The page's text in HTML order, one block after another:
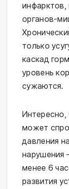
инфарктов,
органов-
только
каскад
уровень
сужаются.
Интересно,
может
давления
нарушения
менее 6
развития